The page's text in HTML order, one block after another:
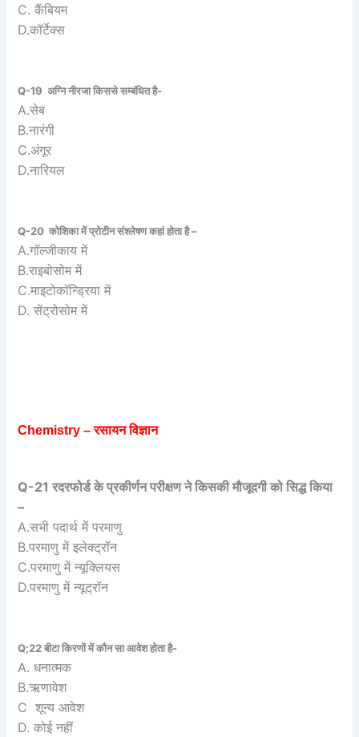
C. कैंबियम
D.कॉर्टेक्स
Q-19 अग्नि नीरजा किससे सम्बंधित है-
A.सेब
B.नारंगी
C.अंगूर
D.नारियल
Q-20 कोशिका में प्रोटीन संश्लेषण कहां होता है –
A.गॉल्जीकाय में
B.राइबोसोम में
C.माइटोकॉन्ड्रिया में
D. सेंट्रोसोम में
Chemistry – रसायन विज्ञान
Q-21 रदरफोर्ड के प्रकीर्णन परीक्षण ने किसकी मौजूदगी को सिद्ध किया
–
A.सभी पदार्थ में परमाणु
B.परमाणु में इलेक्ट्रॉन
C.परमाणु में न्यूक्लियस
D.परमाणु में न्यूट्रॉन
Q;22 बीटा किरणों में कौन सा आवेश होता है-
A. धनात्मक
B.ऋणावेश
C शून्य आवेश
D. कोई नहीं